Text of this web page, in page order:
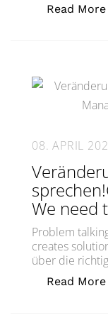
Read More
08. APRIL
We need
Problem
creates
über die
Read More